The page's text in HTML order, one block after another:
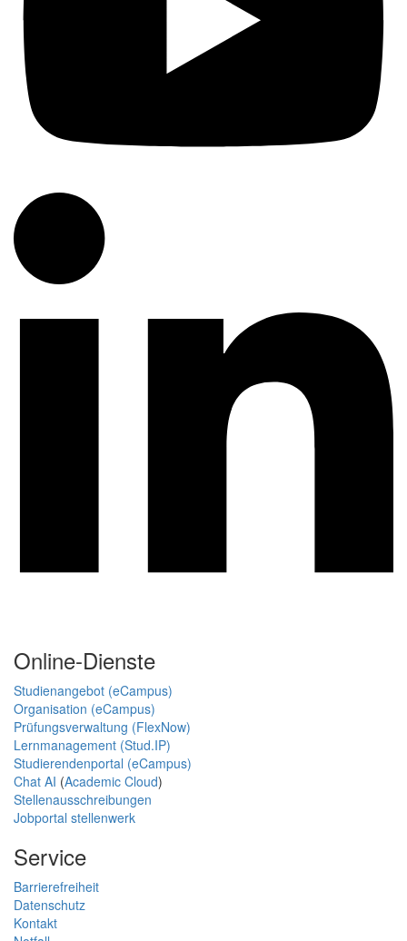
Online-Dienste
Studienangebot (eCampus)
Organisation (eCampus)
Prüfungsverwaltung (FlexNow)
Lernmanagement (Stud.IP)
Studierendenportal (eCampus)
Chat AI (Academic Cloud)
Stellenausschreibungen
Jobportal stellenwerk
Service
Barrierefreiheit
Datenschutz
Kontakt